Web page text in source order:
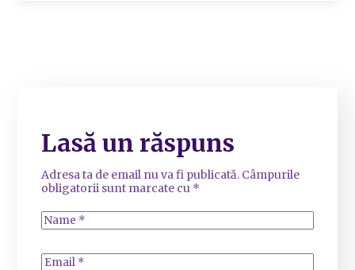
Lasă un răspuns
Adresa ta de email nu va fi publicată. Câmpurile
obligatorii sunt marcate cu *